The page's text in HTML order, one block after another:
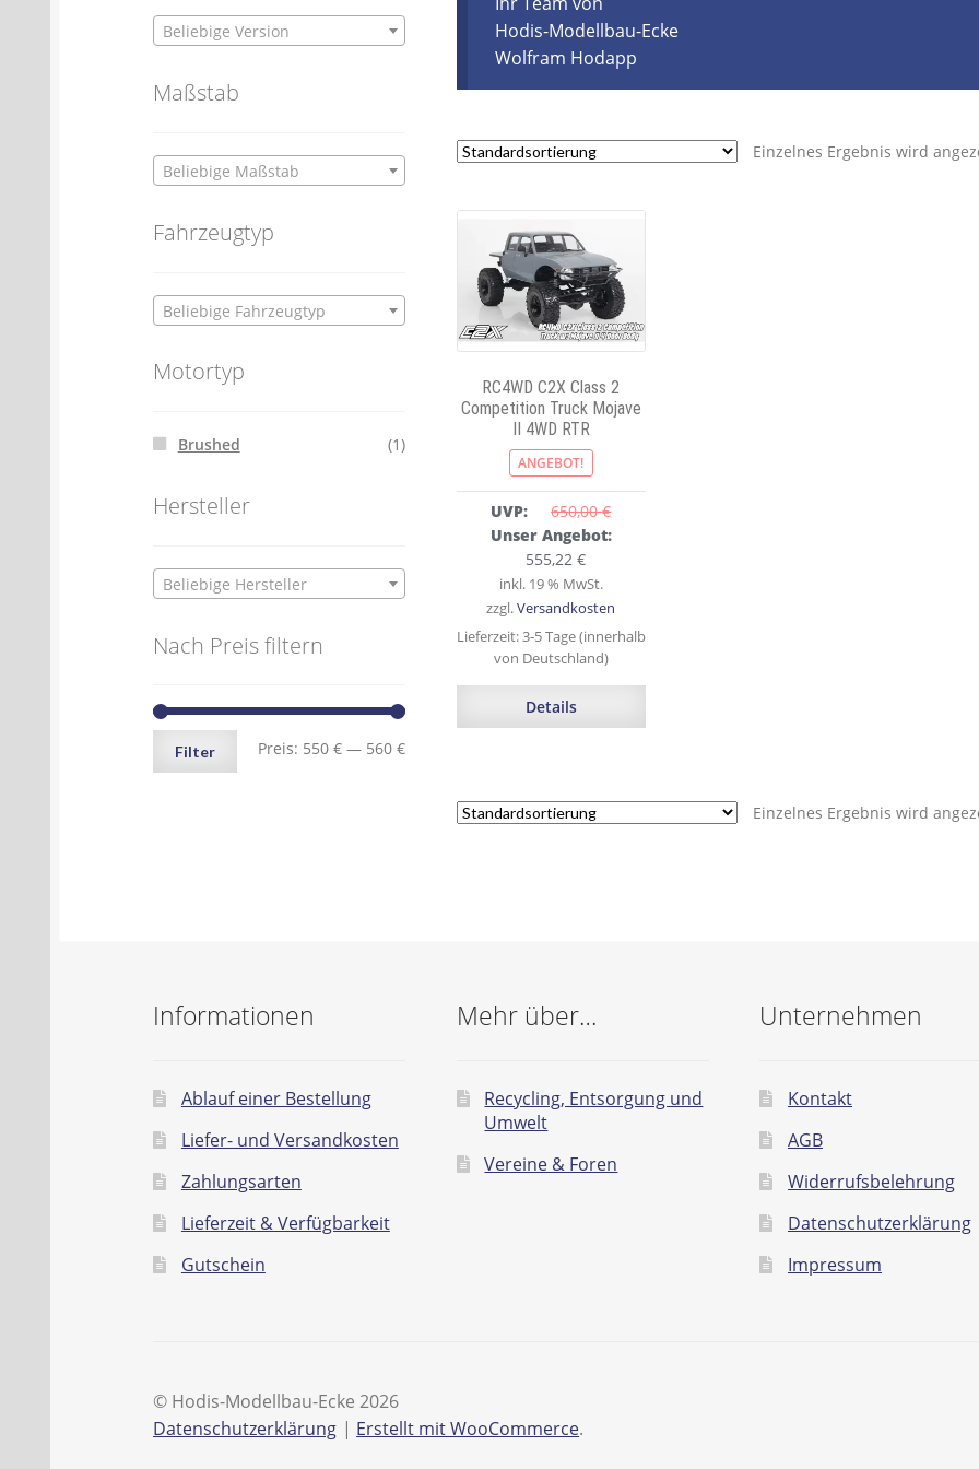
Hodis-Modellbau-Ecke
Wolfram Hodapp
Einzelnes Ergebnis wird
RC4WD C2X Class 2
Competition Truck Mojave
II 4WD RTR
ANGEBOT!
UVP: 650,00 €
Ursprünglicher
Preis
war:
650,00 €
Unser Angebot:
555,22€Aktueller
Preis
ist:
555,22 €.
inkl. 19 % MwSt.
zzgl.Versandkosten
Lieferzeit:3-5 Tage (innerhalb
von Deutschland)
Details
Einzelnes Ergebnis wird
Beliebige Version
Maßstab
Beliebige Maßstab
Fahrzeugtyp
Beliebige Fahrzeugtyp
Motortyp
Brushed (1)
Hersteller
Beliebige Hersteller
Nach Preis filtern
Min.
Max.
Filter Preis: 550 € — 560 €
Informationen
Ablauf einer Bestellung
Liefer- und Versandkosten
Zahlungsarten
Lieferzeit & Verfügbarkeit
Gutschein
Mehr über…
Recycling, Entsorgung und
Umwelt
Vereine & Foren
Unternehmen
Kontakt
AGB
Widerrufsbelehrung
Datenschutzerklärung
Impressum
© Hodis-Modellbau-Ecke 2026
Datenschutzerklärung
Erstellt mit WooCommerce.